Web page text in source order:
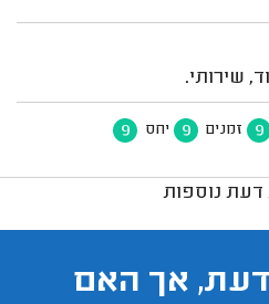
שירותי.
9 זמנים 9 יחס 9
דעת נוספות
חוות דעת, אך האם